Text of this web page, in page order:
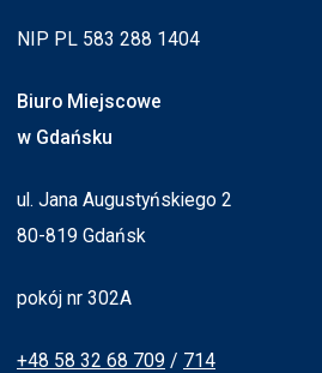
NIP PL 583 288 1404
Biuro Miejscowe
w Gdańsku
ul. Jana Augustyńskiego 2
80-819 Gdańsk
pokój nr 302A
+48 58 32 68 709 / 714